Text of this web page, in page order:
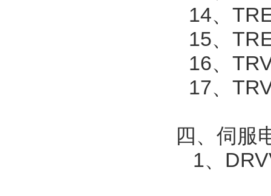
14、
15、
16、
17、
四、伺服
1、